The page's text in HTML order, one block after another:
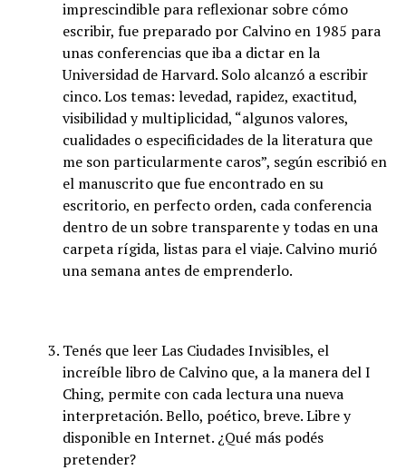
imprescindible para reflexionar sobre cómo
escribir, fue preparado por Calvino en 1985 para
unas conferencias que iba a dictar en la
Universidad de Harvard. Solo alcanzó a escribir
cinco. Los temas: levedad, rapidez, exactitud,
visibilidad y multiplicidad, “algunos valores,
cualidades o especificidades de la literatura que
me son particularmente caros”, según escribió en
el manuscrito que fue encontrado en su
escritorio, en perfecto orden, cada conferencia
dentro de un sobre transparente y todas en una
carpeta rígida, listas para el viaje. Calvino murió
una semana antes de emprenderlo.
Tenés que leer Las Ciudades Invisibles, el
increíble libro de Calvino que, a la manera del I
Ching, permite con cada lectura una nueva
interpretación. Bello, poético, breve. Libre y
disponible en Internet. ¿Qué más podés
pretender?